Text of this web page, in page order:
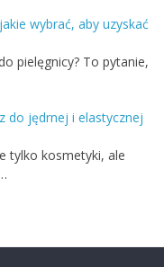
wybrać, aby uzyskać
pielęgnicy? To pytanie,
do jędrnej i elastycznej
tylko kosmetyki, ale